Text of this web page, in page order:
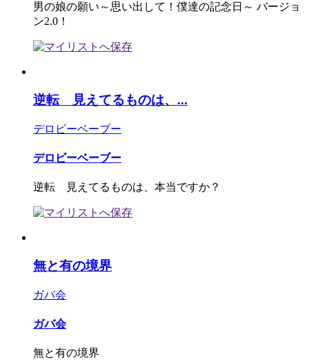
男の娘の願い～思い出して！僕達の記念日～ バージョ
ン2.0！
逆転 見えてるものは、...
デロビーベーブー
デロビーベーブー
逆転 見えてるものは、本当ですか？
無と有の境界
ガバ会
ガバ会
無と有の境界